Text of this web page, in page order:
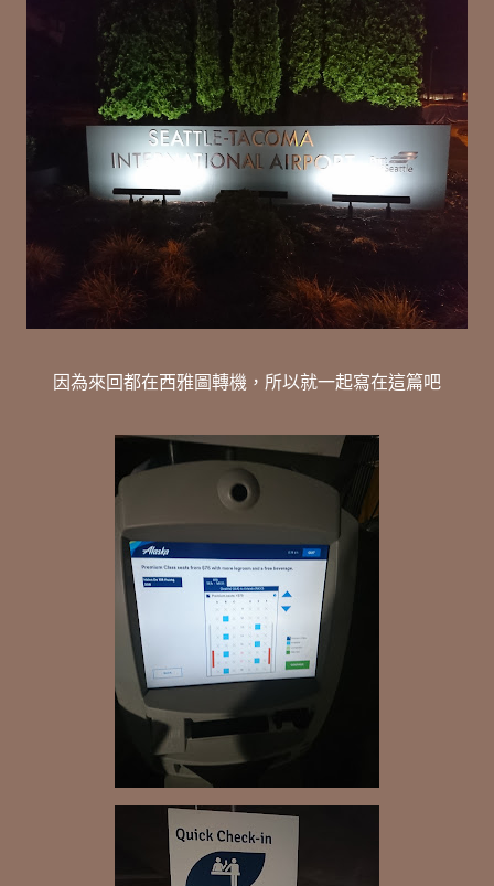
因為來回都在西雅圖轉機，所以就一起寫在這篇吧